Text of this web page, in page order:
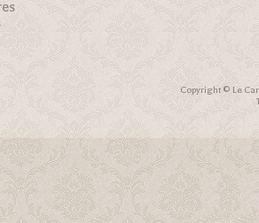
Copyright © Le